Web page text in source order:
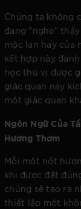
Chúng ta không
đang "nghe"
mộc lan hay của
kết hợp này
học thú vị được
giác quan này
một giác quan
Ngôn Ngữ Của
Hương Thơm
Mỗi một nốt
khi được đặt
chúng sẽ tạo ra
thiết lập một